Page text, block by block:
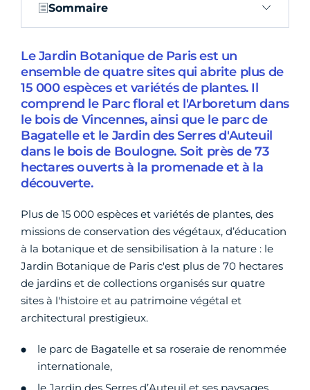
Sommaire
Le Jardin Botanique de Paris est un
ensemble de quatre sites qui abrite plus de
15 000 espèces et variétés de plantes. Il
comprend le Parc floral et l'Arboretum dans
le bois de Vincennes, ainsi que le parc de
Bagatelle et le Jardin des Serres d'Auteuil
dans le bois de Boulogne. Soit près de 73
hectares ouverts à la promenade et à la
découverte.
Plus de 15 000 espèces et variétés de plantes, des
missions de conservation des végétaux, d’éducation
à la botanique et de sensibilisation à la nature : le
Jardin Botanique de Paris c'est plus de 70 hectares
de jardins et de collections organisés sur quatre
sites à l'histoire et au patrimoine végétal et
architectural prestigieux.
le parc de Bagatelle et sa roseraie de renommée
internationale,